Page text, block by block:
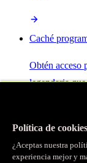
Caché
Obtén acceso
legendaria
Servidor MCP
Política de cookies
¿Aceptas nuestra
experiencia mejor y